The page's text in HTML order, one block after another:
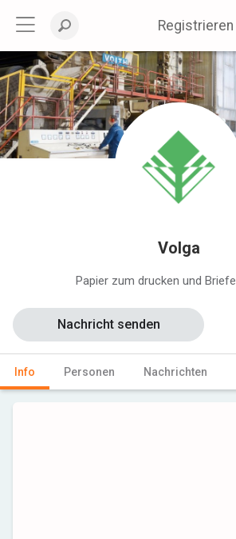
Registrieren
Volga
Papier zum drucken und Briefe
Info Personen Nachrichten
Nachricht senden